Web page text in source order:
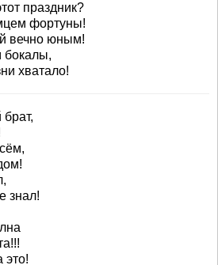
праздник?
фортуны!
вечно юным!
бокалы,
хватало!
знал!
это!